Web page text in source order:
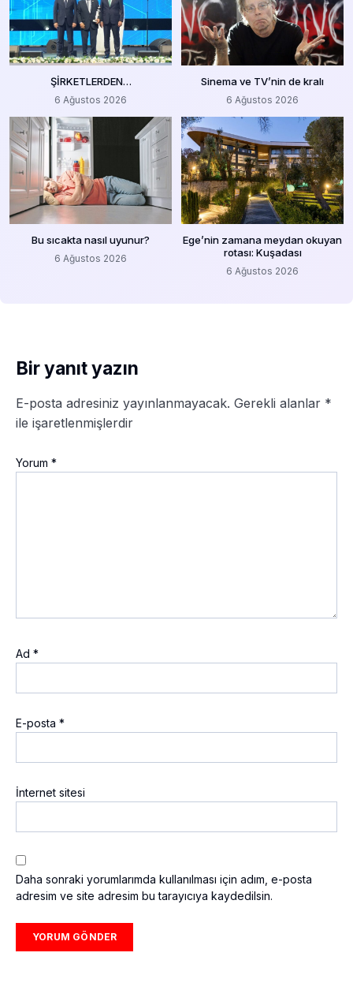
ŞİRKETLERDEN…
6 Ağustos 2026
Sinema ve TV’nin de kralı
6 Ağustos 2026
Bu sıcakta nasıl uyunur?
6 Ağustos 2026
Ege’nin zamana meydan okuyan
rotası: Kuşadası
6 Ağustos 2026
Bir yanıt yazın
E-posta adresiniz yayınlanmayacak. Gerekli alanlar *
ile işaretlenmişlerdir
Yorum *
Ad *
E-posta *
İnternet sitesi
Daha sonraki yorumlarımda kullanılması için adım, e-posta
adresim ve site adresim bu tarayıcıya kaydedilsin.